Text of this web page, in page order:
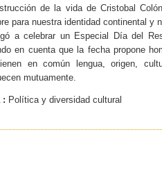
de la vida de Cristobal
para nuestra identidad continental y
a celebrar un Especial Día del
en cuenta que la fecha propone
en común lengua, origen,
mutuamente.
: Política y diversidad cultural